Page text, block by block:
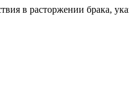
в расторжении брака,